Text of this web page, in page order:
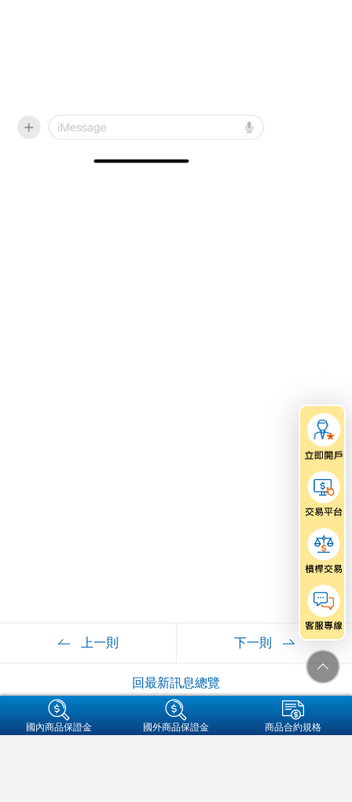
上一則
回最新訊息總覽
下一則
+集團成員
國內商品保證金 國外商品保證金 商品合約規格